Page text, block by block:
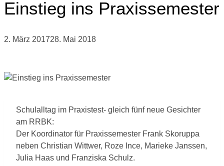
Einstieg ins Praxissemester
2. März 201728. Mai 2018
Schulalltag im Praxistest- gleich fünf neue Gesichter
am RRBK:
Der Koordinator für Praxissemester Frank Skoruppa
neben Christian Wittwer, Roze Ince, Marieke Janssen,
Julia Haas und Franziska Schulz.